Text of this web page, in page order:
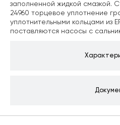
заполненной жидкой смазкой.
24960 торцевое уплотнение
уплотнительными кольцами из
поставляются насосы с